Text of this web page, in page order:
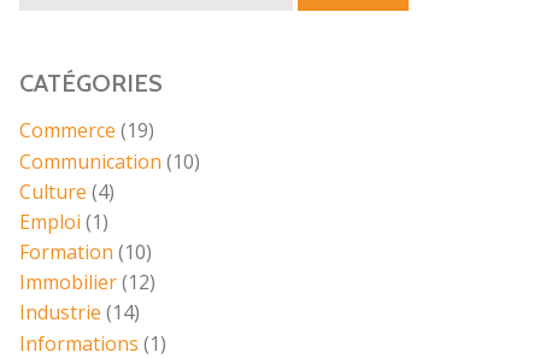
CATÉGORIES
Commerce (19)
Communication (10)
Culture (4)
Emploi (1)
Formation (10)
Immobilier(12)
Industrie (14)
Informations (1)